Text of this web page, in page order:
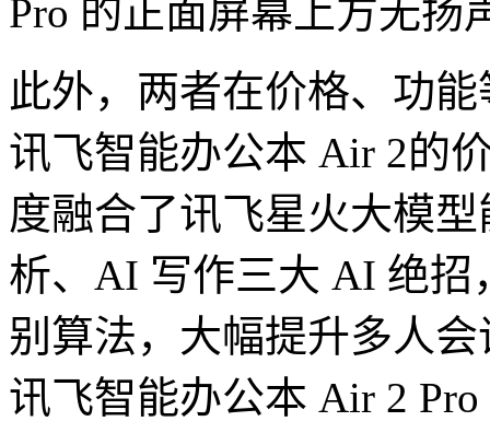
Pro 的正面屏幕上方无扬
此外，两者在价格、功
讯飞智能办公本 Air 2的
度融合了讯飞星火大模
析、AI 写作三大 AI 绝招
别算法，大幅提升多人
讯飞智能办公本 Air 2